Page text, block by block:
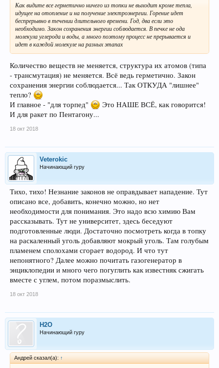
Как видите все герметично ничего из топки не выходит кроме тепла,
идущее на отопление и на получение электроэнергии. Горение идет
беспрерывно в течении длительного времени. Год, два если это
необходимо. Закон сохранения энергии соблюдается. В печке не ода
молекула углерода и воды, а много поэтому процесс не прерывается и
идет в каждой молекуле на разных этапах
Количество веществ не меняется, структура их атомов (типа
- трансмутация) не меняется. Всё ведь герметично. Закон
сохранения энергии соблюдается... Так ОТКУДА "лишнее"
тепло?
И главное - "для торпед"
Это НАШЕ ВСЁ, как говорится!
И для ракет по Пентагону...
18 окт 2018
Veterokic
Начинающий гуру
Тихо, тихо! Незнание законов не оправдывает нападение. Тут
описано все, добавить, конечно можно, но нет
необходимости для понимания. Это надо всю химию Вам
рассказывать. Тут не университет, здесь беседуют
подготовленные люди. Достаточно посмотреть когда в топку
на раскаленный уголь добавляют мокрый уголь. Там голубым
пламенем сполохами сгорает водород. И что тут
непонятного? Далее можно почитать газогенератор в
энциклопедии и много чего погуглить как известняк сжигать
вместе с углем, потом поразмыслить.
18 окт 2018
H2O
Начинающий гуру
Андрей сказал(а): ↑